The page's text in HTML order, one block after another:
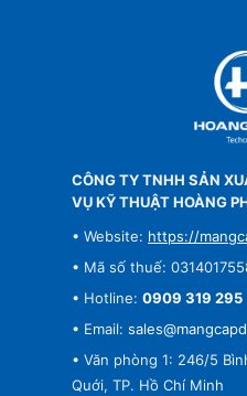
CÔNG TY TNHH SẢN
VỤ KỸ THUẬT HOÀNG
• Website: https://
• Mã số thuế:
• Hotline: 0909 319 295
• Email:
• Văn phòng 1: 246/5
Quới, TP. Hồ Chí Minh